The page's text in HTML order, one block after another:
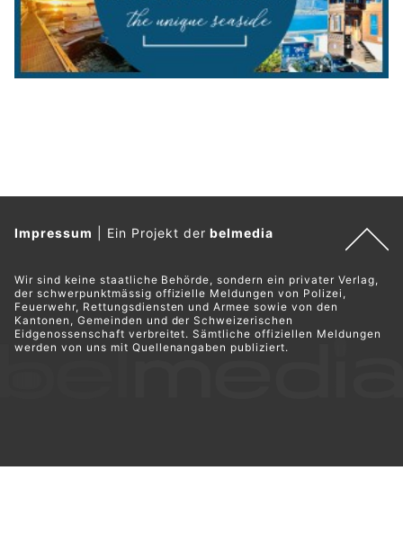
Impressum Ein Projekt derbelmedia
Wir sind keine staatliche Behörde, sondern ein privater Verlag,
der schwerpunktmässig offizielle Meldungen von Polizei,
Feuerwehr, Rettungsdiensten und Armee sowie von den
Kantonen, Gemeinden und der Schweizerischen
Eidgenossenschaft verbreitet. Sämtliche offiziellen Meldungen
werden von uns mit Quellenangaben publiziert.